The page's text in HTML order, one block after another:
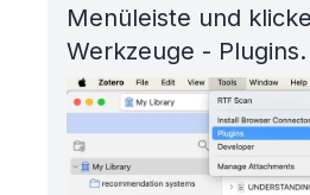
Menüleiste und
Werkzeuge - Plugins.